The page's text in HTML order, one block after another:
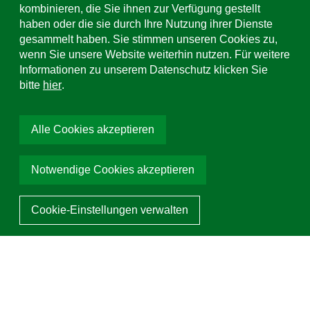
kombinieren, die Sie ihnen zur Verfügung gestellt
haben oder die sie durch Ihre Nutzung ihrer Dienste
gesammelt haben. Sie stimmen unseren Cookies zu,
wenn Sie unsere Website weiterhin nutzen. Für weitere
Informationen zu unserem Datenschutz klicken Sie
bitte hier.
Alle Cookies akzeptieren
Notwendige Cookies akzeptieren
Cookie-Einstellungen verwalten
Verbundpflastersteine
LineLock
Stärke wählen:
E-Mail Adresse
info@uhl.de
Social Media
© 2026 Hermann Uhl KG Ortenau. Alle Rechte vorbehalten
Mit ❤ programmiert von Team Tietge